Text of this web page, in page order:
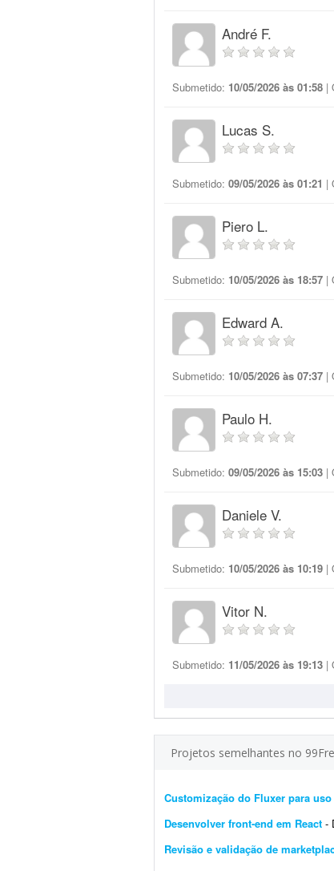
André F.
Submetido: 10/05/2026 às 01:58 |
Lucas S.
Submetido: 09/05/2026 às 01:21 |
Piero L.
Submetido: 10/05/2026 às 18:57 |
Edward A.
Submetido: 10/05/2026 às 07:37 |
Paulo H.
Submetido: 09/05/2026 às 15:03 |
Daniele V.
Submetido: 10/05/2026 às 10:19 |
Vitor N.
Submetido: 11/05/2026 às 19:13 |
Projetos semelhantes no
Customização do Fluxer para
Desenvolver front-end em React -
Revisão e validação de